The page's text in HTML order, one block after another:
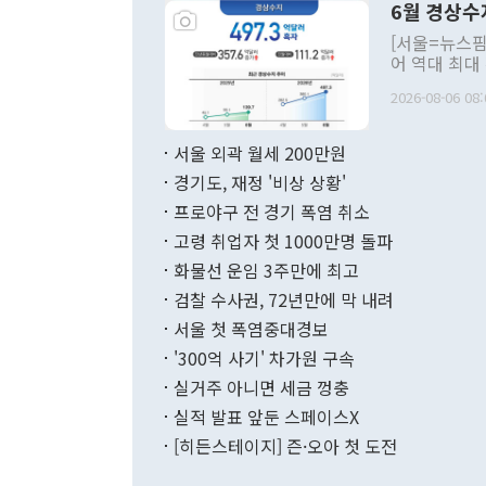
주의적 희망
관의 대북
관 부처 장
관의 무리한
다. [정동영 통일부 장관이 지난달 23일 오후 서울 종로구 정부서울청사에
무너졌다고
함께 4자 대
"우리의 선
6월 경상
[서울=뉴스
어 역대 최
료=한국은행] 한국은행이 6일 발표한 '2026년 6월 국제수지(잠정)'
며 월간 기
196.9% 급
수출은
기록했지만
로 전환됐다.
2026-08-06
서울 외곽 월세 200만원
경기도, 재정 '비상 상황'
프로야구 전 경기 폭염 취소
고령 취업자 첫 1000만명 돌파
화물선 운임 3주만에 최고
검찰 수사권, 72년만에 막 내려
서울 첫 폭염중대경보
'300억 사기' 차가원 구속
실거주 아니면 세금 껑충
실적 발표 앞둔 스페이스X
[히든스테이지] 즌·오아 첫 도전